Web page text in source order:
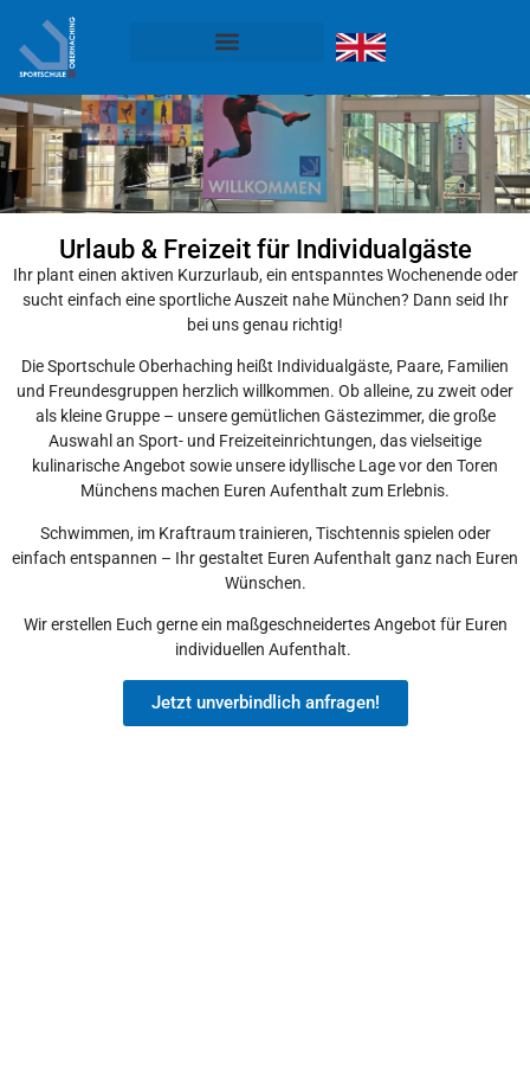
Urlaub & Freizeit für Individualgäste
Ihr plant einen aktiven Kurzurlaub, ein entspanntes Wochenende oder
sucht einfach eine sportliche Auszeit nahe München? Dann seid Ihr
bei uns genau richtig!
Die Sportschule Oberhaching heißt Individualgäste, Paare, Familien
und Freundesgruppen herzlich willkommen. Ob alleine, zu zweit oder
als kleine Gruppe – unsere gemütlichen Gästezimmer, die große
Auswahl an Sport- und Freizeiteinrichtungen, das vielseitige
kulinarische Angebot sowie unsere idyllische Lage vor den Toren
Münchens machen Euren Aufenthalt zum Erlebnis.
Schwimmen, im Kraftraum trainieren, Tischtennis spielen oder
einfach entspannen – Ihr gestaltet Euren Aufenthalt ganz nach Euren
Wünschen.
Wir erstellen Euch gerne ein maßgeschneidertes Angebot für Euren
individuellen Aufenthalt.
Jetzt unverbindlich anfragen!